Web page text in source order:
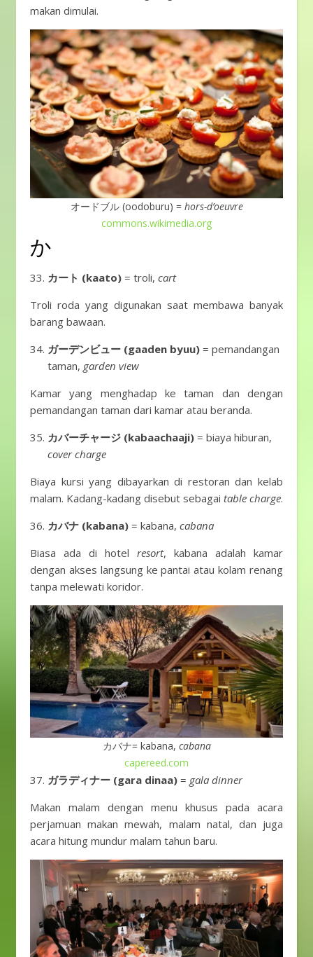
makan dimulai.
オードブル (oodoburu) = hors-d’oeuvre
commons.wikimedia.org
か
カート (kaato) = troli, cart
Troli roda yang digunakan saat membawa banyak
barang bawaan.
ガーデンビュー (gaaden byuu) = pemandangan
taman, garden view
Kamar yang menghadap ke taman dan dengan
pemandangan taman dari kamar atau beranda.
カバーチャージ (kabaachaaji) = biaya hiburan,
cover charge
Biaya kursi yang dibayarkan di restoran dan kelab
malam. Kadang-kadang disebut sebagai table charge.
カバナ (kabana) = kabana, cabana
Biasa ada di hotel resort, kabana adalah kamar
dengan akses langsung ke pantai atau kolam renang
tanpa melewati koridor.
カバナ= kabana, cabana
capereed.com
ガラディナー (gara dinaa) = gala dinner
Makan malam dengan menu khusus pada acara
perjamuan makan mewah, malam natal, dan juga
acara hitung mundur malam tahun baru.